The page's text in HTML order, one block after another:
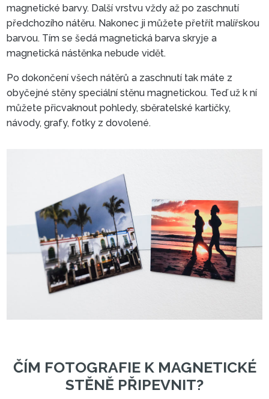
magnetické barvy. Další vrstvu vždy až po zaschnutí
předchozího nátěru. Nakonec ji můžete přetřít malířskou
barvou. Tím se šedá magnetická barva skryje a
magnetická nástěnka nebude vidět.
Po dokončení všech nátěrů a zaschnutí tak máte z
obyčejné stěny speciální stěnu magnetickou. Teď už k ní
můžete přicvaknout pohledy, sběratelské kartičky,
návody, grafy, fotky z dovolené.